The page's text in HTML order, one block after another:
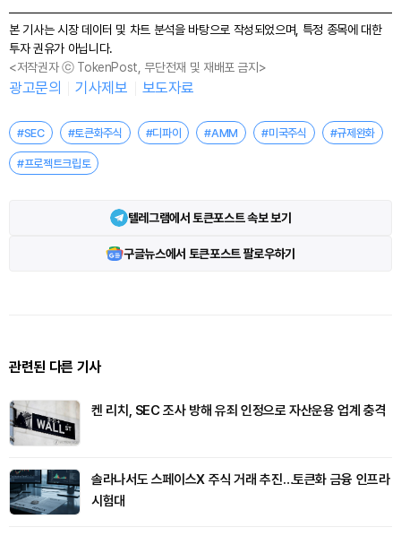
본 기사는 시장 데이터 및 차트 분석을 바탕으로 작성되었으며, 특정 종목에 대한
투자 권유가 아닙니다.
<저작권자 ⓒ TokenPost, 무단전재 및 재배포 금지>
광고문의 기사제보 보도자료
#SEC #토큰화주식 #디파이 #AMM #미국주식 #규제완화
#프로젝트크립토
텔레그램에서 토큰포스트 속보 보기
구글뉴스에서 토큰포스트 팔로우하기
관련된 다른 기사
켄 리치, SEC 조사 방해 유죄 인정으로 자산운용 업계 충격
솔라나서도 스페이스X 주식 거래 추진…토큰화 금융 인프라
시험대